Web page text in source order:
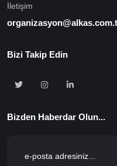
İletişim
Bizi Takip Edin
Bizden Haberdar Olun...